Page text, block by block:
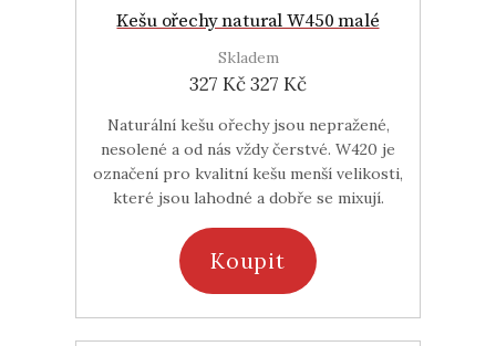
Kešu ořechy natural W450 malé
Skladem
327 Kč327 Kč
Naturální kešu ořechy jsou nepražené,
nesolené a od nás vždy čerstvé. W420 je
označení pro kvalitní kešu menší velikosti,
které jsou lahodné a dobře se mixují.
Koupit